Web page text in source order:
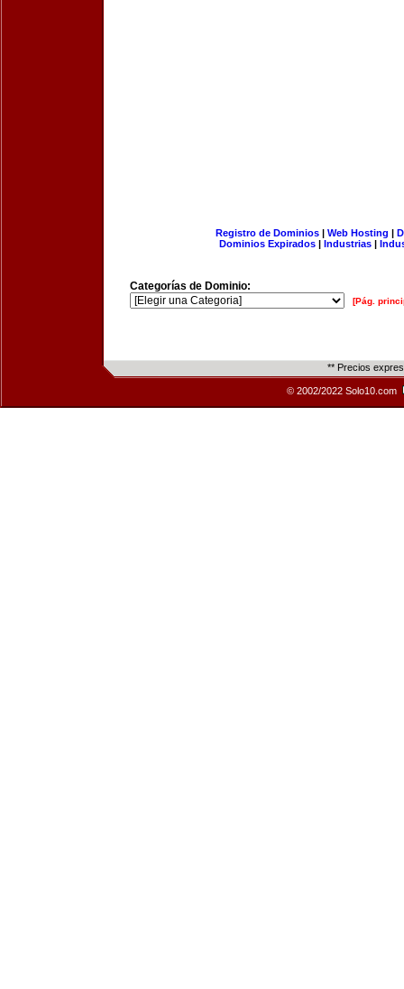
Registro de Dominios| Web Hosting |
Dominios Expirados | Industrias |
Categorías de Dominio:
[Pág.
** Precios
© 2002/2022 Solo10.com